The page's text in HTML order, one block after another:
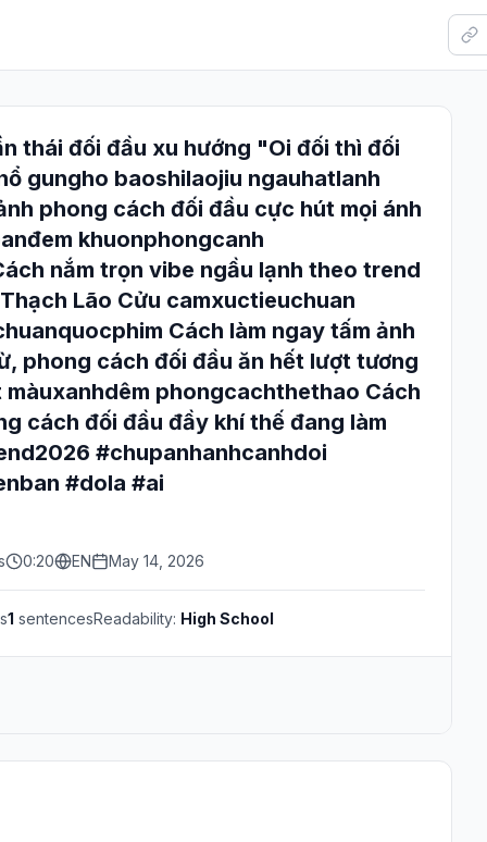
thái đối đầu xu hướng "Oi đối thì đối
gungho baoshilaojiu ngauhatlanh
phong cách đối đầu cực hút mọi ánh
khuonphongcanh
nắm trọn vibe ngầu lạnh theo trend
Lão Cửu camxuctieuchuan
Cách làm ngay tấm ảnh
phong cách đối đầu ăn hết lượt tương
phongcachthethao Cách
cách đối đầu đầy khí thế đang làm
#chupanhanhcanhdoi
#dola #ai
0:20 EN May 14, 2026
1 sentencesReadability: High School